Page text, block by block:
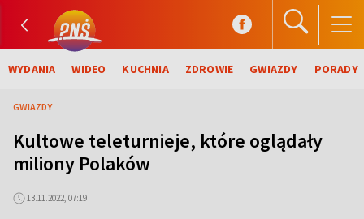
WYDANIA WIDEO KUCHNIA ZDROWIE GWIAZDY PORADY
GWIAZDY
Kultowe teleturnieje, które oglądały
miliony Polaków
13.11.2022, 07:19